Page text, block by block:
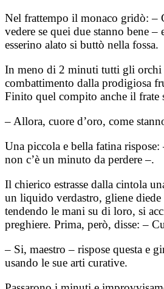
Nel frattempo il monaco gridò: –
vedere se quei due stanno bene –
esserino alato si buttò nella fossa.
In meno di 2 minuti tutti gli orchi
combattimento dalla prodigiosa
Finito quel compito anche il frate
– Allora, cuore d’oro, come
Una piccola e bella fatina
non c’è un minuto da perdere –.
Il chierico estrasse dalla cintola
un liquido verdastro, gliene diede
tendendo le mani su di loro, si
preghiere. Prima, però, disse: –
– Si, maestro – rispose questa e
usando le sue arti curative.